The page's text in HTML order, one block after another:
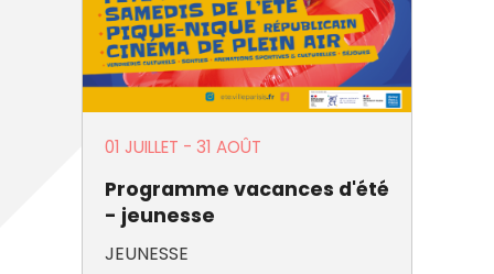
01 JUILLET - 31 AOÛT
Programme vacances d'été
- jeunesse
JEUNESSE